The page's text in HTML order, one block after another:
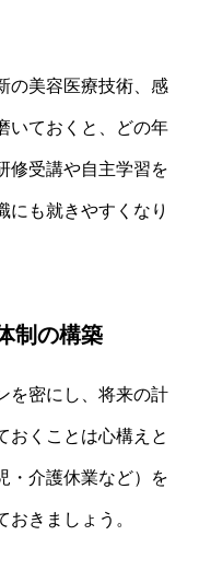
の美容医療技術、感
いておくと、どの年
修受講や自主学習を
にも就きやすくなり
制の構築
を密にし、将来の計
おくことは心構えと
・介護休業など）を
きましょう。